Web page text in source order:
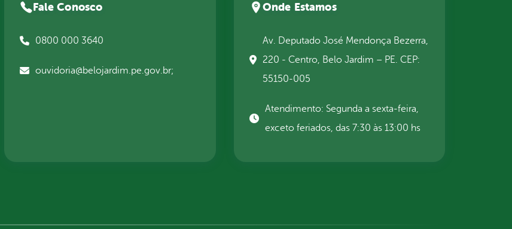
Fale Conosco
0800 000 3640
ouvidoria@belojardim.pe.gov.br;
Onde Estamos
Av. Deputado José Mendonça Bezerra,
220 - Centro, Belo Jardim – PE. CEP:
55150-005
Atendimento: Segunda a sexta-feira,
exceto feriados, das 7:30 às 13:00 hs